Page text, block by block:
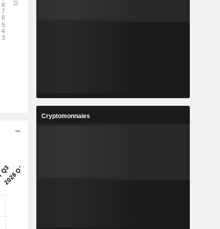
73,53 %
113 702
Cryptomonnaies